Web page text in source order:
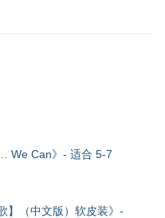
We Can》- 适合 5-7
】（中文版）软皮装》-